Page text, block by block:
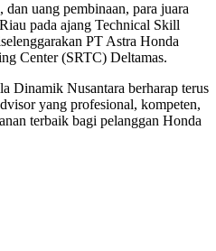
uang pembinaan, para juara
pada ajang Technical Skill
PT Astra Honda
Center (SRTC) Deltamas.
Dinamik Nusantara berharap terus
yang profesional, kompeten,
terbaik bagi pelanggan Honda